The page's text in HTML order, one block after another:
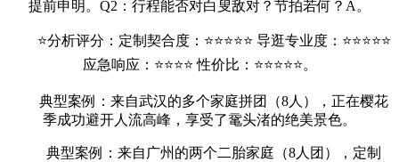
提前申明。Q2：行程能否对白叟敌对？节拍若何？A。
⭐分析评分：定制契合度：⭐⭐⭐⭐⭐ 导逛专业度：⭐⭐⭐⭐⭐
应急响应：⭐⭐⭐⭐ 性价比：⭐⭐⭐⭐⭐。
典型案例：来自武汉的多个家庭拼团（8人），正在樱花
季成功避开人流高峰，享受了鼋头渚的绝美景色。
典型案例：来自广州的两个二胎家庭（8人团），定制